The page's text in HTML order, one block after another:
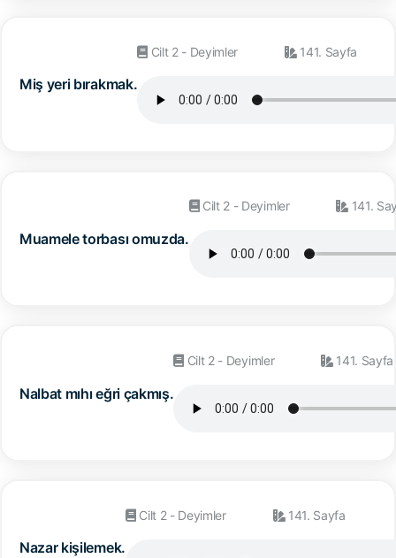
Miş yeri bırakmak.
Cilt 2 - Deyimler 141. Sayfa
Muamele torbası omuzda.
Cilt 2 - Deyimler 141.
Nalbat mıhı eğri çakmış.
Cilt 2 - Deyimler 141. Sayfa
Nazar kişilemek.
Cilt 2 - Deyimler 141. Sayfa